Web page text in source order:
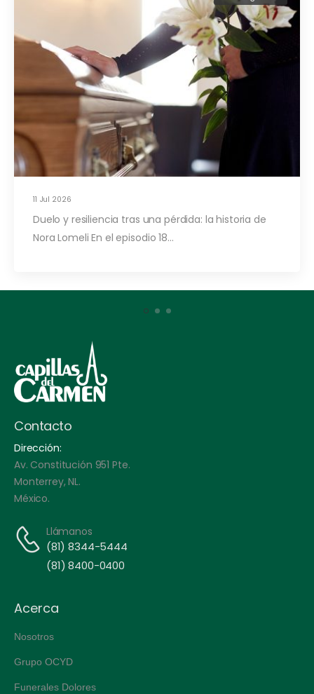
11 Jul 2026
Duelo y resiliencia tras una pérdida: la historia de
Nora Lomeli En el episodio 18…
Contacto
Dirección:
Av. Constitución 951 Pte.
Monterrey, NL.
México.
Llámanos
(81) 8344-5444
(81) 8400-0400
Acerca
Nosotros
Grupo OCYD
Funerales Dolores